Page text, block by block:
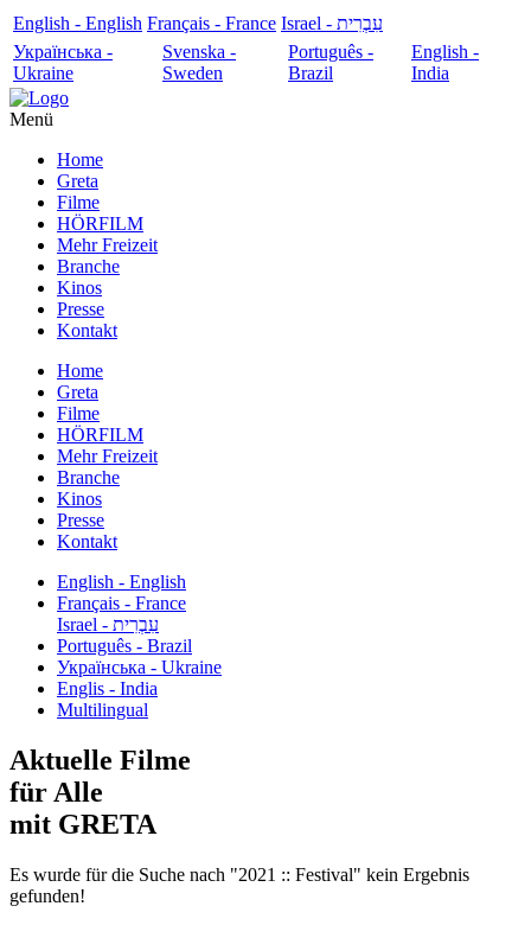
English - English Français - France
עִבְרִית - Israel
Українська -
Ukraine
Svenska -
Sweden
Português -
Brazil
English -
India
Menü
Home
Greta
Filme
HÖRFILM
Mehr Freizeit
Branche
Kinos
Presse
Kontakt
Home
Greta
Filme
HÖRFILM
Mehr Freizeit
Branche
Kinos
Presse
Kontakt
English - English
Français - France
עִבְרִית - Israel
Português - Brazil
Українська - Ukraine
Englis - India
Multilingual
Aktuelle Filme
für Alle
mit GRETA
Es wurde für die Suche nach "2021 :: Festival" kein Ergebnis
gefunden!